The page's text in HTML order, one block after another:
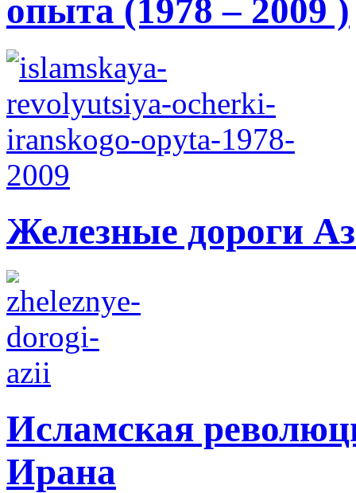
опыта (1978 – 2009 )
Железные дороги
Исламская
Ирана